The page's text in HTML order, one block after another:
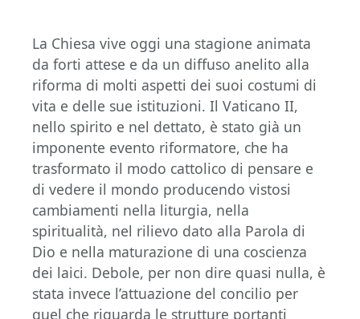
La Chiesa vive oggi una stagione animata
da forti attese e da un diffuso anelito alla
riforma di molti aspetti dei suoi costumi di
vita e delle sue istituzioni. Il Vaticano II,
nello spirito e nel dettato, è stato già un
imponente evento riformatore, che ha
trasformato il modo cattolico di pensare e
di vedere il mondo producendo vistosi
cambiamenti nella liturgia, nella
spiritualità, nel rilievo dato alla Parola di
Dio e nella maturazione di una coscienza
dei laici. Debole, per non dire quasi nulla, è
stata invece l’attuazione del concilio per
quel che riguarda le strutture portanti